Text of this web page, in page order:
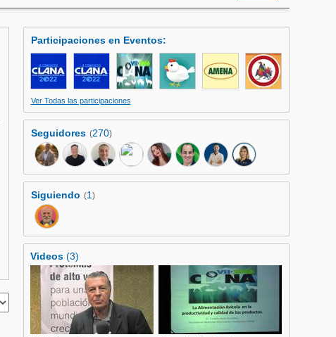
Participaciones en Eventos:
Ver Todas las participaciones
Seguidores (270)
Siguiendo (1)
Videos(3)